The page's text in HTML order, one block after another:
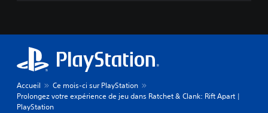
Accueil
Ce mois-ci sur PlayStation
Prolongez votre expérience de jeu dans Ratchet & Clank: Rift Apart |
PlayStation